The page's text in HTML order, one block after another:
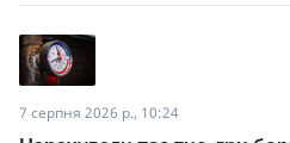
7 серпня 2026 р., 10:24